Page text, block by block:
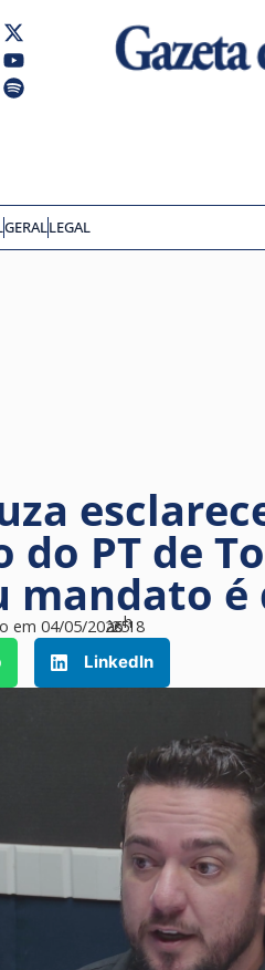
GERALLEGAL
PT de
mandato é
em 04/05/2026
às18
h
25
LinkedIn